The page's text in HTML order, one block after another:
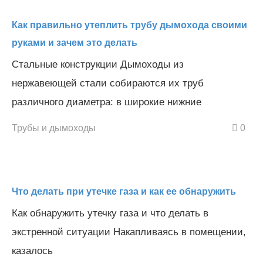
Как правильно утеплить трубу дымохода своими
руками и зачем это делать
Стальные конструкции Дымоходы из
нержавеющей стали собираются их труб
различного диаметра: в широкие нижние
Трубы и дымоходы 0
Что делать при утечке газа и как ее обнаружить
Как обнаружить утечку газа и что делать в
экстренной ситуации Накапливаясь в помещении,
казалось